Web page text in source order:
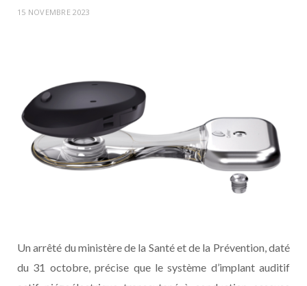
15 NOVEMBRE 2023
Un arrêté du ministère de la Santé et de la Prévention, daté
du 31 octobre, précise que le système d’implant auditif